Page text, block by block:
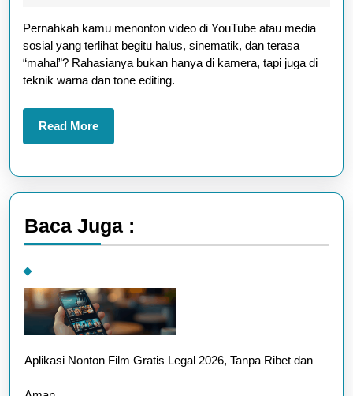
Editing
yang
Bikin
Lebih
“Mahal”
Pernahkah kamu menonton video di YouTube atau media
sosial yang terlihat begitu halus, sinematik, dan terasa
“mahal”? Rahasianya bukan hanya di kamera, tapi juga di
teknik warna dan tone editing.
Read MoreRead
More
Baca Juga :
Aplikasi Nonton Film Gratis Legal 2026, Tanpa Ribet dan